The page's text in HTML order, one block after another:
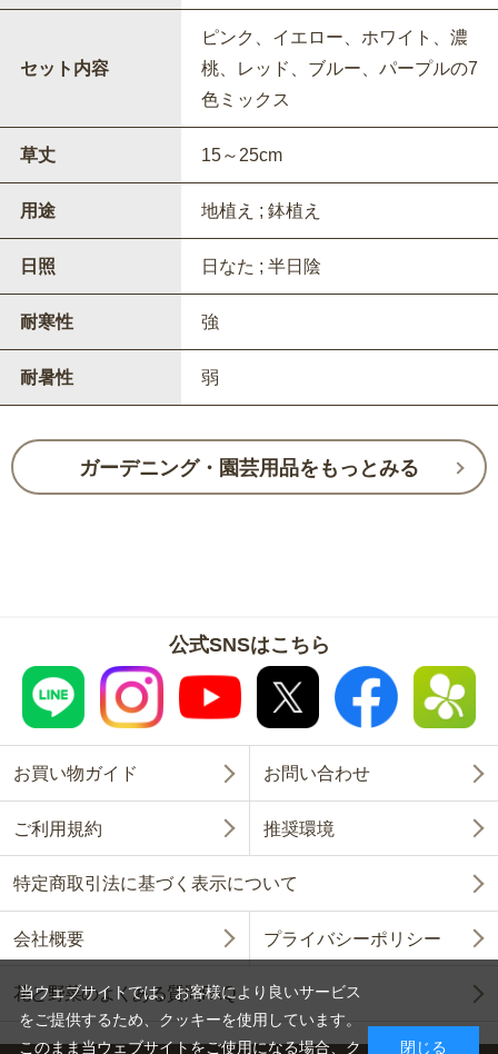
セット内容
ピンク、イエロー、ホワイト、濃
桃、レッド、ブルー、パープルの7
色ミックス
草丈 15～25cm
用途 地植え ; 鉢植え
日照 日なた ; 半日陰
耐寒性 強
耐暑性 弱
ガーデニング・園芸用品をもっとみる
公式SNSはこちら
お買い物ガイド お問い合わせ
ご利用規約 推奨環境
特定商取引法に基づく表示について
会社概要 プライバシーポリシー
花と野菜のよくある質問FAQ
当ウェブサイトでは、お客様により良いサービス
をご提供するため、クッキーを使用しています。
このまま当ウェブサイトをご使用になる場合、ク
閉じる